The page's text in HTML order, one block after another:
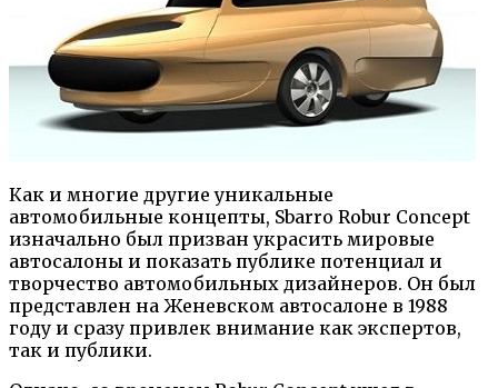
Как и многие другие уникальные
автомобильные концепты, Sbarro Robur Concept
изначально был призван украсить мировые
автосалоны и показать публике потенциал и
творчество автомобильных дизайнеров. Он был
представлен на Женевском автосалоне в 1988
году и сразу привлек внимание как экспертов,
так и публики.